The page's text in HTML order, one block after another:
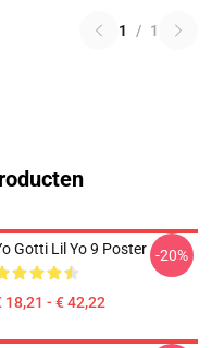
1 / 1
Gotti Lil Yo 9 Poster
18,21 - € 42,22
-20%